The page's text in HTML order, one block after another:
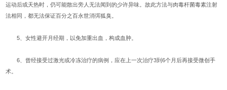
运动后或天热时，仍可能散出旁人无法闻到的少许异味。故此方法与肉毒杆菌毒素注射
法相同，都无法保证百分之百永世消弭狐臭。
5、女性避开月经期，以免加重出血，构成血肿。
6、曾经接受过激光或冷冻治疗的病例，应在上一次治疗3到6个月后再接受微创手
术。